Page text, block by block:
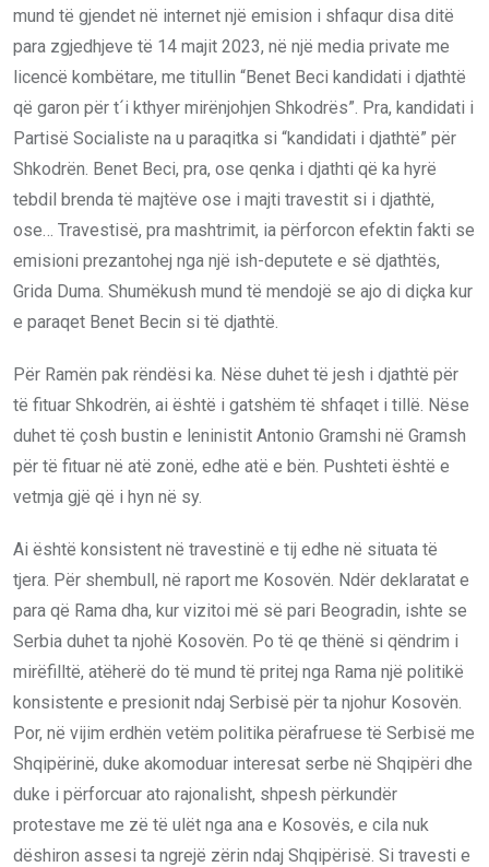
mund të gjendet në internet një emision i shfaqur disa ditë
para zgjedhjeve të 14 majit 2023, në një media private me
licencë kombëtare, me titullin “Benet Beci kandidati i djathtë
që garon për t´i kthyer mirënjohjen Shkodrës”. Pra, kandidati i
Partisë Socialiste na u paraqitka si “kandidati i djathtë” për
Shkodrën. Benet Beci, pra, ose qenka i djathti që ka hyrë
tebdil brenda të majtëve ose i majti travestit si i djathtë,
ose… Travestisë, pra mashtrimit, ia përforcon efektin fakti se
emisioni prezantohej nga një ish-deputete e së djathtës,
Grida Duma. Shumëkush mund të mendojë se ajo di diçka kur
e paraqet Benet Becin si të djathtë.
Për Ramën pak rëndësi ka. Nëse duhet të jesh i djathtë për
të fituar Shkodrën, ai është i gatshëm të shfaqet i tillë. Nëse
duhet të çosh bustin e leninistit Antonio Gramshi në Gramsh
për të fituar në atë zonë, edhe atë e bën. Pushteti është e
vetmja gjë që i hyn në sy.
Ai është konsistent në travestinë e tij edhe në situata të
tjera. Për shembull, në raport me Kosovën. Ndër deklaratat e
para që Rama dha, kur vizitoi më së pari Beogradin, ishte se
Serbia duhet ta njohë Kosovën. Po të qe thënë si qëndrim i
mirëfilltë, atëherë do të mund të pritej nga Rama një politikë
konsistente e presionit ndaj Serbisë për ta njohur Kosovën.
Por, në vijim erdhën vetëm politika përafruese të Serbisë me
Shqipërinë, duke akomoduar interesat serbe në Shqipëri dhe
duke i përforcuar ato rajonalisht, shpesh përkundër
protestave me zë të ulët nga ana e Kosovës, e cila nuk
dëshiron assesi ta ngrejë zërin ndaj Shqipërisë. Si travesti e